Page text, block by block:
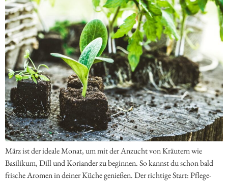
März ist der ideale Monat, um mit der Anzucht von Kräutern wie
Basilikum, Dill und Koriander zu beginnen. So kannst du schon bald
frische Aromen in deiner Küche genießen. Der richtige Start: Pflege-